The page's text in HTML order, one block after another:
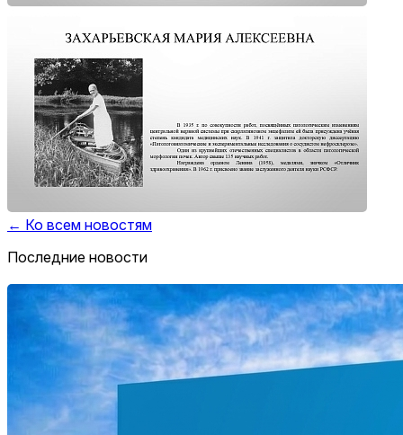
← Ко всем новостям
Последние новости